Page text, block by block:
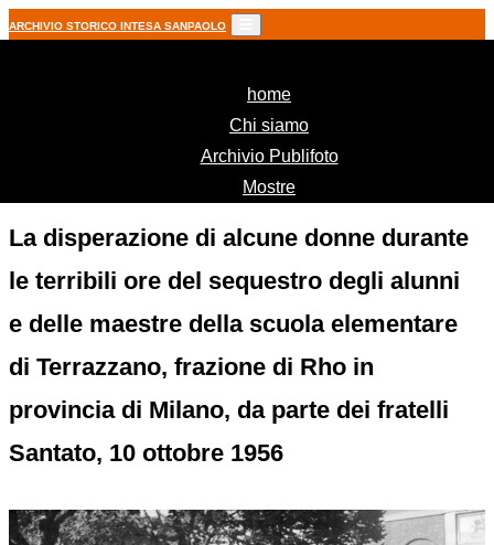
ARCHIVIO STORICO INTESA SANPAOLO
home(current)
Chi siamo
Archivio Publifoto
Mostre
La disperazione di alcune donne durante
le terribili ore del sequestro degli alunni
e delle maestre della scuola elementare
di Terrazzano, frazione di Rho in
provincia di Milano, da parte dei fratelli
Santato, 10 ottobre 1956